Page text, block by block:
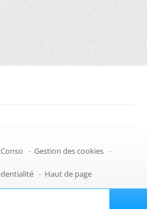
Conso - Gestion des cookies -
- Haut de page